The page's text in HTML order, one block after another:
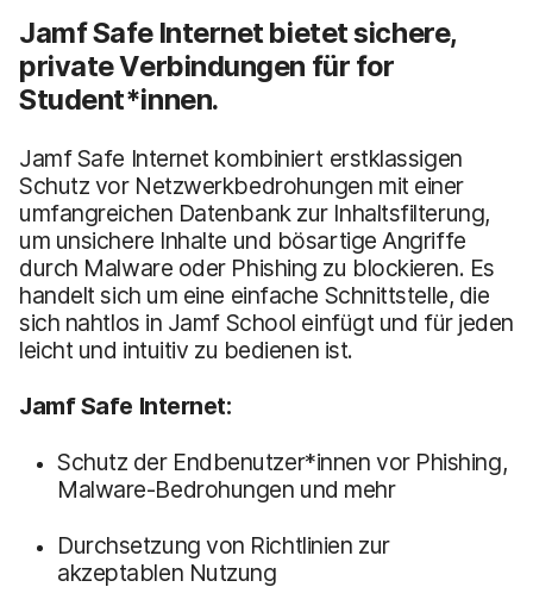
Jamf Safe Internet bietet sichere,
private Verbindungen für for
Student*innen.
Jamf Safe Internet kombiniert erstklassigen
Schutz vor Netzwerkbedrohungen mit einer
umfangreichen Datenbank zur Inhaltsfilterung,
um unsichere Inhalte und bösartige Angriffe
durch Malware oder Phishing zu blockieren. Es
handelt sich um eine einfache Schnittstelle, die
sich nahtlos in Jamf School einfügt und für jeden
leicht und intuitiv zu bedienen ist.
Jamf Safe Internet:
Schutz der Endbenutzer*innen vor Phishing,
Malware-Bedrohungen und mehr
Durchsetzung von Richtlinien zur
akzeptablen Nutzung